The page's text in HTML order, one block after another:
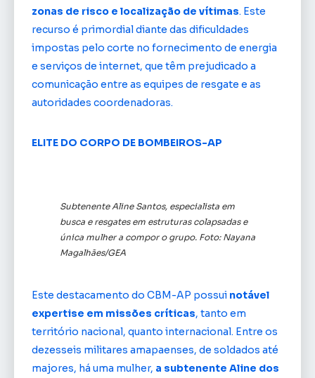
zonas de risco e localização de vítimas. Este
recurso é primordial diante das dificuldades
impostas pelo corte no fornecimento de energia
e serviços de internet, que têm prejudicado a
comunicação entre as equipes de resgate e as
autoridades coordenadoras.
ELITE DO CORPO DE BOMBEIROS-AP
Subtenente Aline Santos, especialista em
busca e resgates em estruturas colapsadas e
única mulher a compor o grupo. Foto: Nayana
Magalhães/GEA
Este destacamento do CBM-AP possui notável
expertise em missões críticas, tanto em
território nacional, quanto internacional. Entre os
dezesseis militares amapaenses, de soldados até
majores, há uma mulher, a subtenente Aline dos